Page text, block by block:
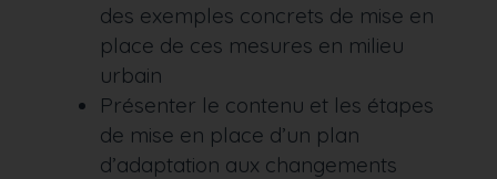
des exemples concrets de mise en
place de ces mesures en milieu
urbain
Présenter le contenu et les étapes
de mise en place d’un plan
d’adaptation aux changements